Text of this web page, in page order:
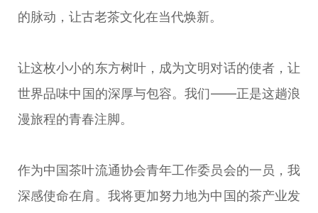
的脉动，让古老茶文化在当代焕新。
让这枚小小的东方树叶，成为文明对话的使者，让
世界品味中国的深厚与包容。我们——正是这趟浪
漫旅程的青春注脚。
作为中国茶叶流通协会青年工作委员会的一员，我
深感使命在肩。我将更加努力地为中国的茶产业发